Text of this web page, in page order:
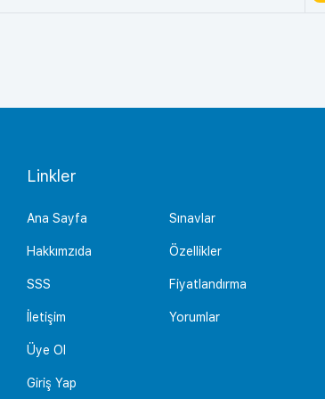
Linkler
Ana Sayfa
Hakkımzıda
SSS
İletişim
Üye Ol
Giriş Yap
Sınavlar
Özellikler
Fiyatlandırma
Yorumlar